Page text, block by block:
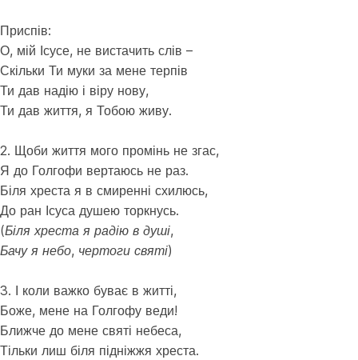
Приспів:
О, мій Ісусе, не вистачить слів –
Скільки Ти муки за мене терпів
Ти дав надію і віру нову,
Ти дав життя, я Тобою живу.
2. Щоби життя мого промінь не згас,
Я до Голгофи вертаюсь не раз.
Біля хреста я в смиренні схилюсь,
До ран Ісуса душею торкнусь.
(Біля хреста я радію в душі,
Бачу я небо, чертоги святі)
3. І коли важко буває в житті,
Боже, мене на Голгофу веди!
Ближче до мене святі небеса,
Тільки лиш біля підніжжя хреста.